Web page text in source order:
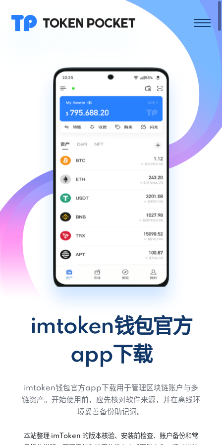
imtoken钱包官方
app下载
imtoken钱包官方app下载用于管理区块链账户与多
链资产。开始使用前，应先核对软件来源，并在离线环
境妥善备份助记词。
本站整理 imToken 的版本核验、安装前检查、账户备份和常